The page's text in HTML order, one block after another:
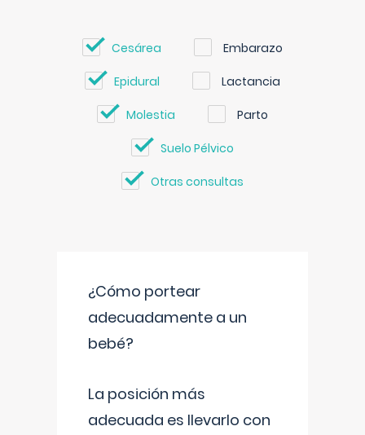
Cesárea Embarazo
Epidural Lactancia
Molestia Parto
Suelo Pélvico
Otras consultas
¿Cómo portear
adecuadamente a un
bebé?
La posición más
adecuada es llevarlo con